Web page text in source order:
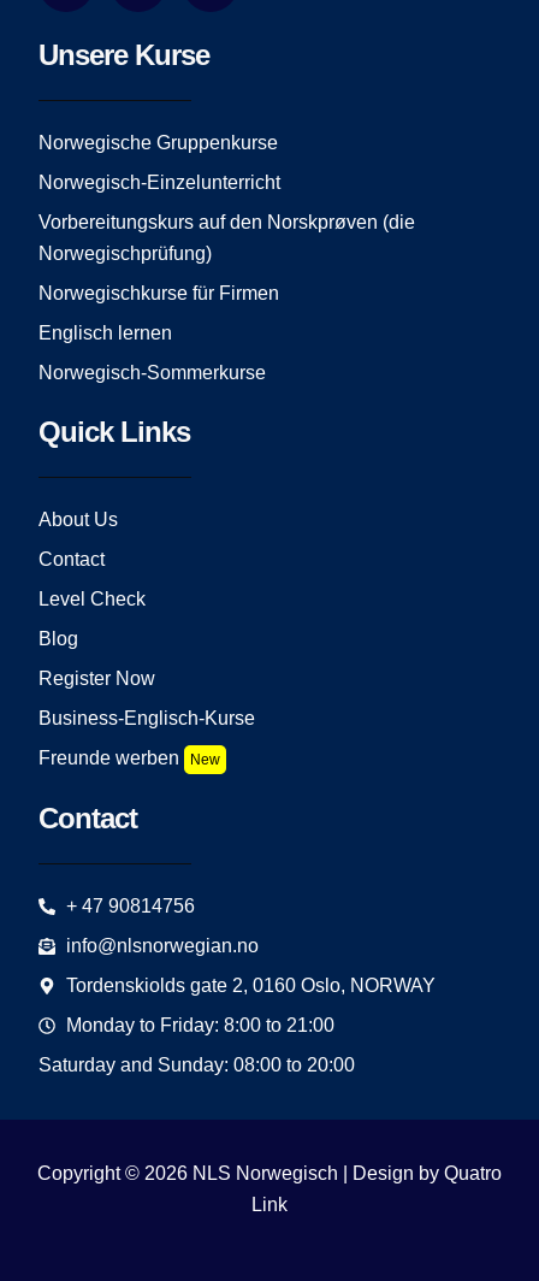
e
o
o
t
g
r
m
t
e
Unsere Kurse
Norwegische Gruppenkurse
Norwegisch-Einzelunterricht
Vorbereitungskurs auf den Norskprøven (die
Norwegischprüfung)
Norwegischkurse für Firmen
Englisch lernen
Norwegisch-Sommerkurse
Quick Links
About Us
Contact
Level Check
Blog
Register Now
Business-Englisch-Kurse
Freunde werben
New
Contact
+ 47 90814756
info@nlsnorwegian.no
Tordenskiolds gate 2, 0160 Oslo, NORWAY
Monday to Friday: 8:00 to 21:00
Saturday and Sunday: 08:00 to 20:00
Copyright © 2026 NLS Norwegisch | Design by Quatro
Link